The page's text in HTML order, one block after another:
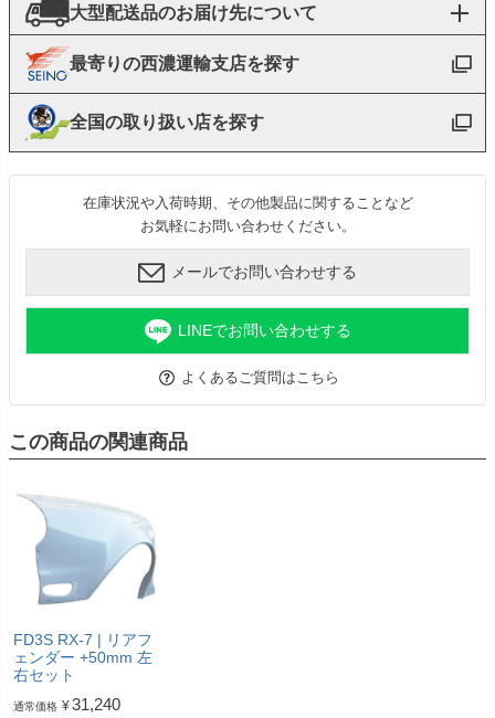
大型配送品のお届け先について
最寄りの西濃運輸支店を探す
全国の取り扱い店を探す
在庫状況や入荷時期、その他製品に関することなど
お気軽にお問い合わせください。
メールでお問い合わせする
LINEでお問い合わせする
よくあるご質問はこちら
この商品の関連商品
FD3S RX-7 | リアフ
ェンダー +50mm 左
右セット
通常価格 ¥31,240